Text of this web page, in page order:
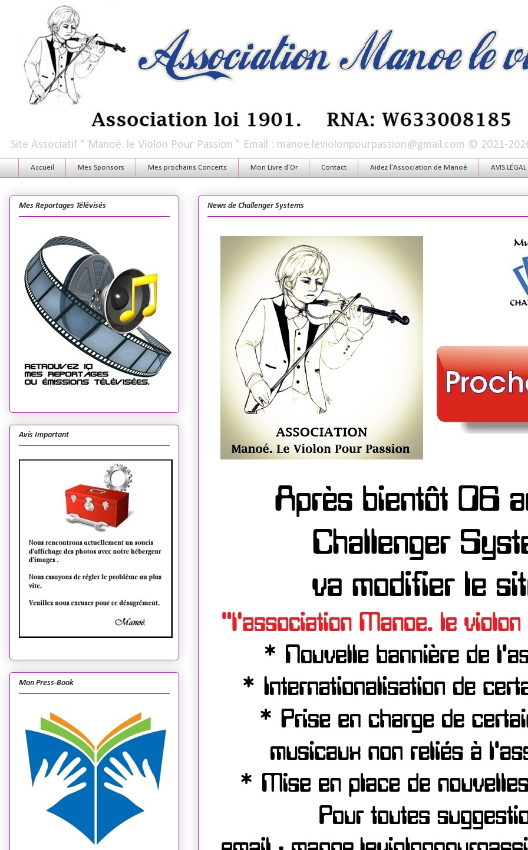
Site Associatif " Manoé. le Violon Pour Passion " Email : manoe.leviolonpourpassion@gmail.com © 2021-
Accueil Mes Sponsors Mes prochains Concerts Mon Livre d'Or Contact Aidez l'Association de Manoé AVIS LÉGAL
News de Challenger Systems
Mes Reportages Télévisés
Avis Important
Mon Press-Book